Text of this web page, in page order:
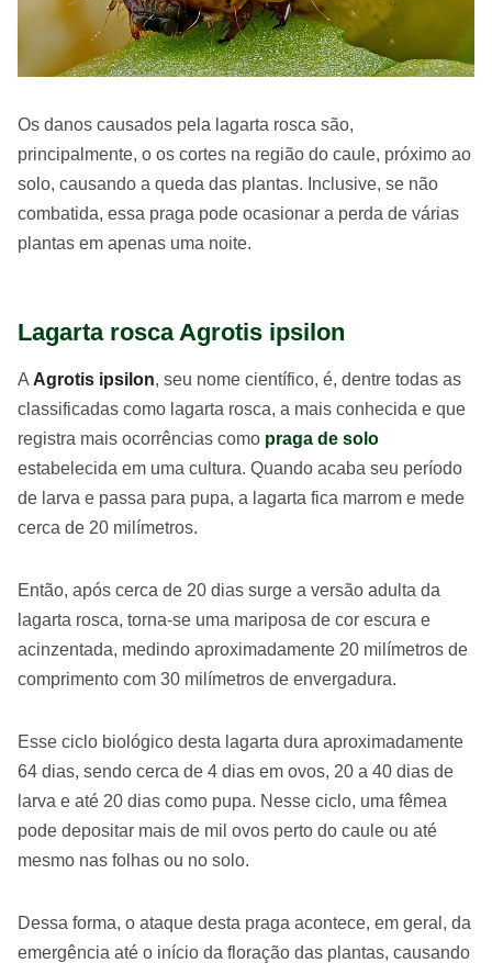
Os danos causados pela lagarta rosca são,
principalmente, o os cortes na região do caule, próximo ao
solo, causando a queda das plantas. Inclusive, se não
combatida, essa praga pode ocasionar a perda de várias
plantas em apenas uma noite.
Lagarta rosca Agrotis ipsilon
A Agrotis ipsilon, seu nome científico, é, dentre todas as
classificadas como lagarta rosca, a mais conhecida e que
registra mais ocorrências como praga de solo
estabelecida em uma cultura. Quando acaba seu período
de larva e passa para pupa, a lagarta fica marrom e mede
cerca de 20 milímetros.
Então, após cerca de 20 dias surge a versão adulta da
lagarta rosca, torna-se uma mariposa de cor escura e
acinzentada, medindo aproximadamente 20 milímetros de
comprimento com 30 milímetros de envergadura.
Esse ciclo biológico desta lagarta dura aproximadamente
64 dias, sendo cerca de 4 dias em ovos, 20 a 40 dias de
larva e até 20 dias como pupa. Nesse ciclo, uma fêmea
pode depositar mais de mil ovos perto do caule ou até
mesmo nas folhas ou no solo.
Dessa forma, o ataque desta praga acontece, em geral, da
emergência até o início da floração das plantas, causando